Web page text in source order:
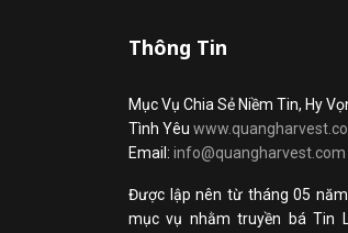
Thông Tin
Mục Vụ Chia Sẻ Niềm Tin, Hy
Tình Yêu
Email: info@quangharvest.com
Được lập nên từ tháng 05
mục vụ nhằm truyền bá Tin